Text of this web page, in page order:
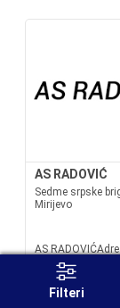
AS RADOVIĆ
Sedme srpske
Mirijevo
AS
srpske brigade 7,
MirijevoKontakt:
87, 060/050-00-
25Mail:
Filteri